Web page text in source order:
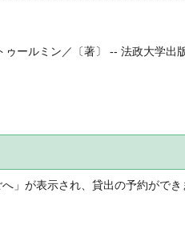
ゥールミン／〔著〕 -- 法政大学出
」が表示され、貸出の予約ができ